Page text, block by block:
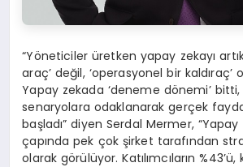
“Yöneticiler üretken yapay zekayı
araç’ değil, ‘operasyonel bir kaldıraç’
Yapay zekada ‘deneme dönemi’
senaryolara odaklanarak gerçek
başladı” diyen Serdal Mermer,
çapında pek çok şirket tarafından
olarak görülüyor. Katılımcıların %43’ü,